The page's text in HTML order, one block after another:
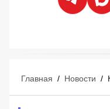
Главная / Новости /